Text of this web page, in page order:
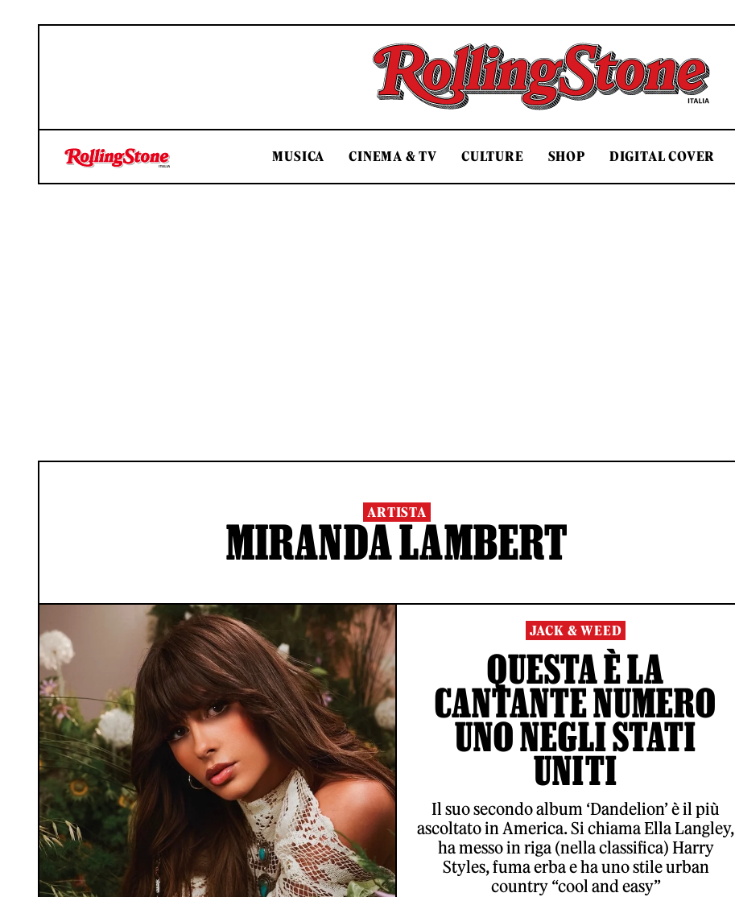
Rolling Stone Italia
MUSICA CINEMA & TV CULTURE SHOP DIGITAL COVER
ARTISTA
MIRANDA LAMBERT
JACK & WEED
QUESTA È LA
CANTANTE NUMERO
UNO NEGLI STATI
UNITI
Il suo secondo album ‘Dandelion’ è il più
ascoltato in America. Si chiama Ella Langley,
ha messo in riga (nella classifica) Harry
Styles, fuma erba e ha uno stile urban
country “cool and easy”